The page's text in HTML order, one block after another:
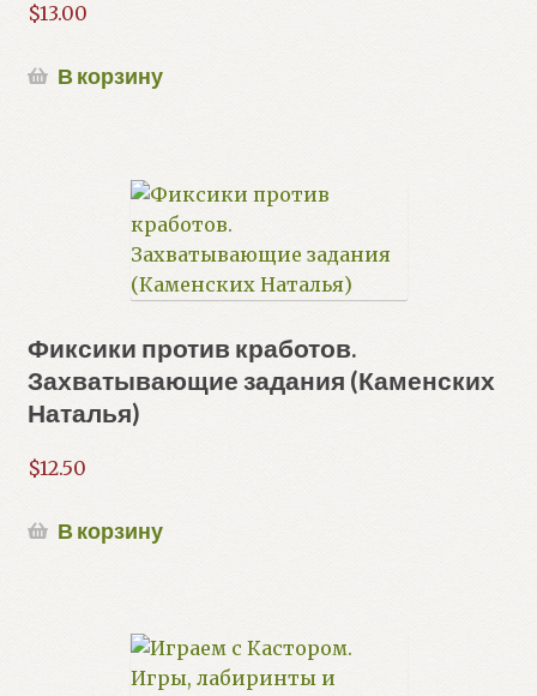
$13.00
В корзину
Фиксики против кработов.
Захватывающие задания (Каменских
Наталья)
$12.50
В корзину